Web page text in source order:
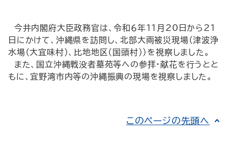
今井内閣府大臣政務官は、令和６年11月20日から21
日にかけて、沖縄県を訪問し、北部大雨被災現場（津波浄
水場（大宜味村）、比地地区（国頭村））を視察しました。
また、国立沖縄戦没者墓苑等への参拝・献花を行うとと
もに、宜野湾市内等の沖縄振興の現場を視察しました。
このページの先頭へ